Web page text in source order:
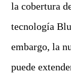
la cobertura
tecnología
embargo, la
puede